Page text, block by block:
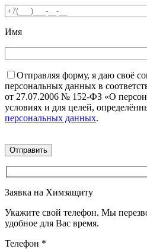
Имя
Отправляя форму, я даю своё
персональных данных в
от 27.07.2006 № 152-ФЗ «О
условиях и для целей,
персональных данных.
Заявка на Химзащиту
Укажите свой телефон. Мы
удобное для Вас время.
Телефон *